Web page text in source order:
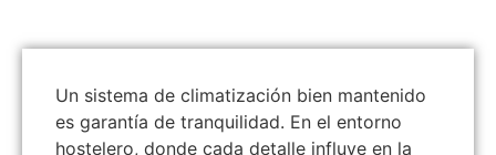
Un sistema de climatización bien mantenido
es garantía de tranquilidad. En el entorno
hostelero, donde cada detalle influye en la